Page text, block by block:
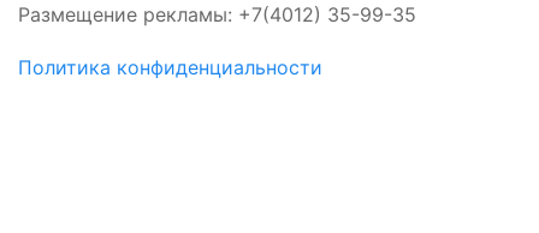
Размещение рекламы: +7(4012) 35-99-35
Политика конфиденциальности